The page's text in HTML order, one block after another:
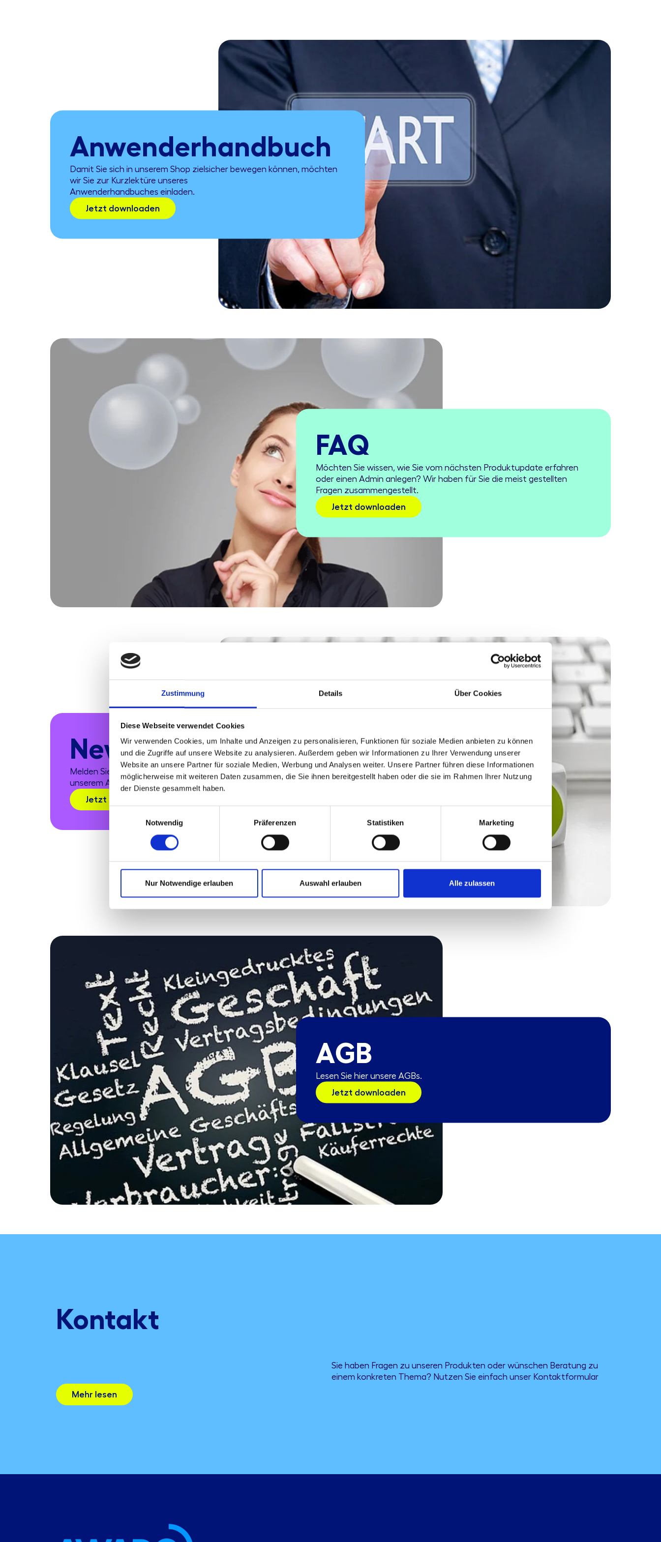
Zustimmung Details Über Cookies
Diese Webseite verwendet Cookies
Wir verwenden Cookies, um Inhalte und Anzeigen zu personalisieren, Funktionen für soziale Medien anbieten zu können
und die Zugriffe auf unsere Website zu analysieren. Außerdem geben wir Informationen zu Ihrer Verwendung unserer
Website an unsere Partner für soziale Medien, Werbung und Analysen weiter. Unsere Partner führen diese Informationen
möglicherweise mit weiteren Daten zusammen, die Sie ihnen bereitgestellt haben oder die sie im Rahmen Ihrer Nutzung
der Dienste gesammelt haben.
Einwilligungsauswahl
Notwendig
Präferenzen Statistiken Marketing
Nur Notwendige erlauben Auswahl erlauben Alle zulassen
Anwenderhandbuch
Damit Sie sich in unserem Shop zielsicher bewegen können, möchten
wir Sie zur Kurzlektüre unseres
Anwenderhandbuches einladen.
Jetzt downloaden
FAQ
Möchten Sie wissen, wie Sie vom nächsten Produktupdate erfahren
oder einen Admin anlegen? Wir haben für Sie die meist gestellten
Fragen zusammengestellt.
Jetzt downloaden
Newsletter
Melden Sie sich hier zum Newsletter an, um keine Informationen zu
unserem AWADO Shop zu verpassen.
Jetzt anmelden
AGB
Lesen Sie hier unsere AGBs.
Jetzt downloaden
Kontakt
Mehr lesen
Sie haben Fragen zu unseren Produkten oder wünschen Beratung zu
einem konkreten Thema? Nutzen Sie einfach unser Kontaktformular